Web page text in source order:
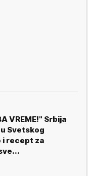
VREME!" Srbija
Svetskog
i recept za